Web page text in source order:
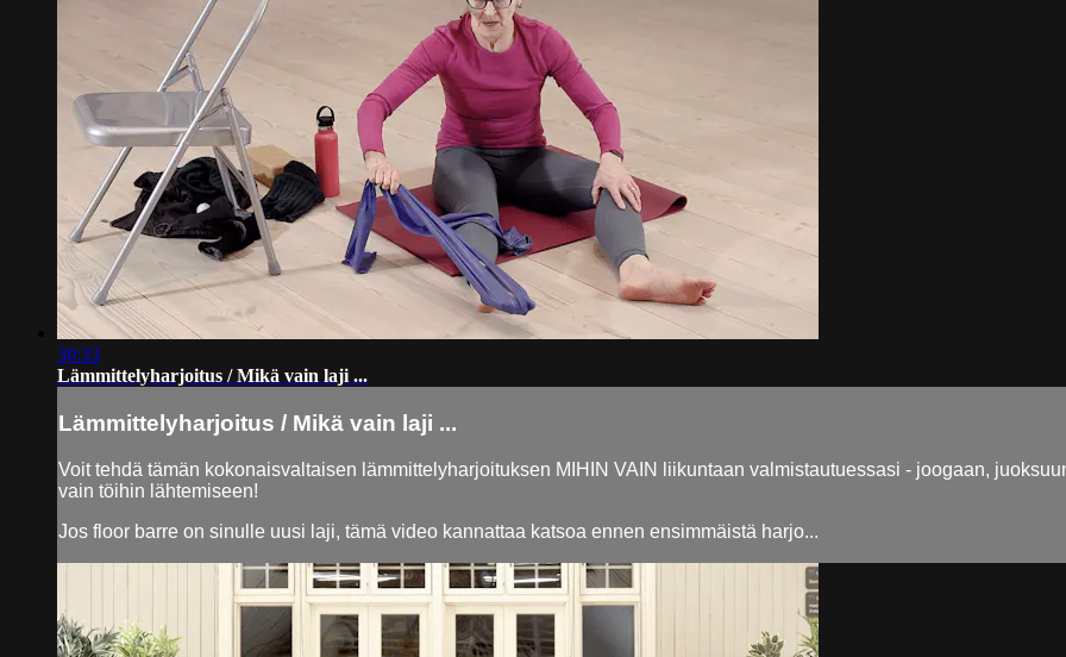
30:33
Lämmittelyharjoitus / Mikä vain laji ...
Lämmittelyharjoitus / Mikä vain laji ...
Voit tehdä tämän kokonaisvaltaisen lämmittelyharjoituksen MIHIN VAIN liikuntaan valmistautuessasi - joogaan,
vain töihin lähtemiseen!
Jos floor barre on sinulle uusi laji, tämä video kannattaa katsoa ennen ensimmäistä harjo...